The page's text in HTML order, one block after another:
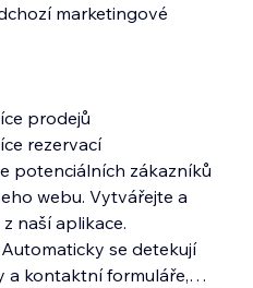
marketingové
prodejů
rezervací
potenciálních zákazníků
webu. Vytvářejte a
naší aplikace.
se detekují
a kontaktní formuláře,